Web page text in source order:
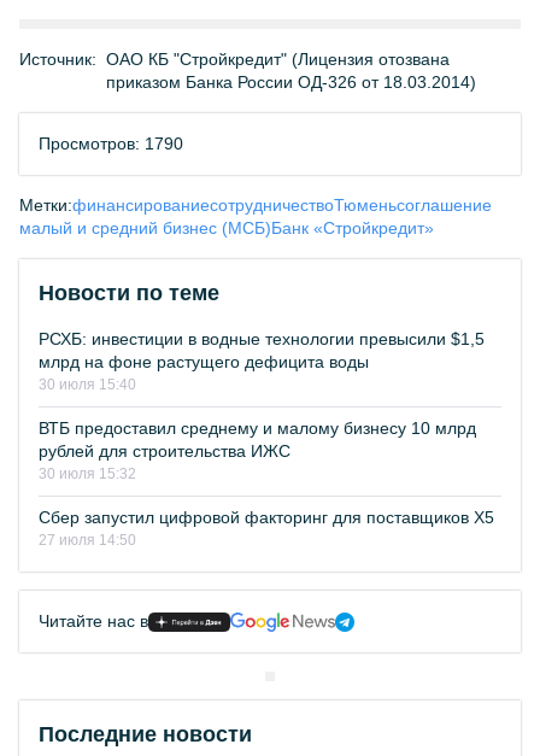
Источник: ОАО КБ "Стройкредит" (Лицензия отозвана
приказом Банка России ОД-326 от 18.03.2014)
Просмотров: 1790
Метки:финансированиесотрудничествоТюменьсоглашение
малый и средний бизнес (МСБ)Банк «Стройкредит»
Новости по теме
РСХБ: инвестиции в водные технологии превысили $1,5
млрд на фоне растущего дефицита воды
30 июля 15:40
ВТБ предоставил среднему и малому бизнесу 10 млрд
рублей для строительства ИЖС
30 июля 15:32
Сбер запустил цифровой факторинг для поставщиков Х5
27 июля 14:50
Читайте нас в
Последние новости